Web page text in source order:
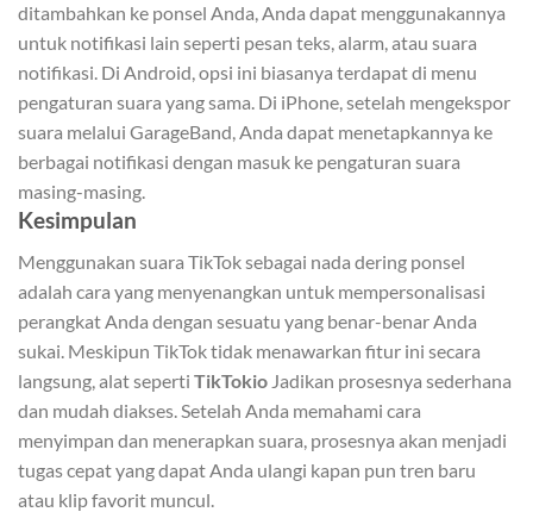
ditambahkan ke ponsel Anda, Anda dapat menggunakannya
untuk notifikasi lain seperti pesan teks, alarm, atau suara
notifikasi. Di Android, opsi ini biasanya terdapat di menu
pengaturan suara yang sama. Di iPhone, setelah mengekspor
suara melalui GarageBand, Anda dapat menetapkannya ke
berbagai notifikasi dengan masuk ke pengaturan suara
masing-masing.
Kesimpulan
Menggunakan suara TikTok sebagai nada dering ponsel
adalah cara yang menyenangkan untuk mempersonalisasi
perangkat Anda dengan sesuatu yang benar-benar Anda
sukai. Meskipun TikTok tidak menawarkan fitur ini secara
langsung, alat seperti TikTokio Jadikan prosesnya sederhana
dan mudah diakses. Setelah Anda memahami cara
menyimpan dan menerapkan suara, prosesnya akan menjadi
tugas cepat yang dapat Anda ulangi kapan pun tren baru
atau klip favorit muncul.